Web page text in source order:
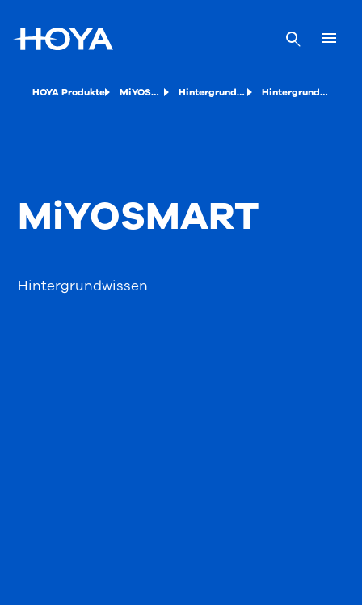
HOYA Produkte MiYOSMART Hintergrundwissen Hintergrundwissen
Hintergrundwissen
MiYOSMART